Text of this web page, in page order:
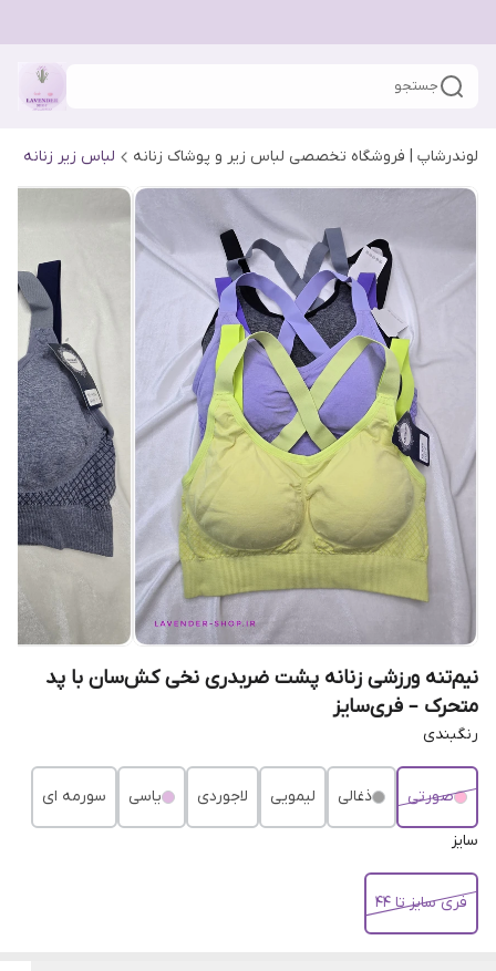
جستجو
لوندرشاپ | فروشگاه تخصصی لباس زیر و پوشاک زنانه لباس زیر زنانه
نیم‌تنه ورزشی زنانه پشت ضربدری نخی کش‌سان با پد
متحرک – فری‌سایز
رنگبندی
صورتی ذغالی لیمویی لاجوردی یاسی سورمه ای
سایز
فری سایز تا 44